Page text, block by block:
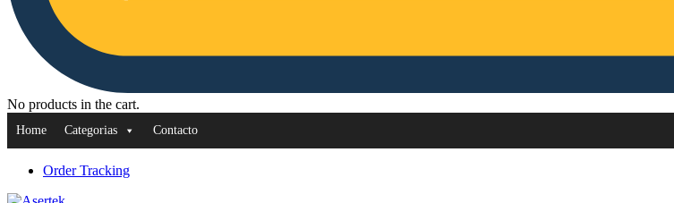
No products in the cart.
Home Categorias Contacto
Order Tracking